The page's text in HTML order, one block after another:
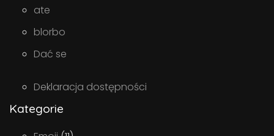
ate
blorbo
Dać se
Deklaracja dostępności
Kategorie